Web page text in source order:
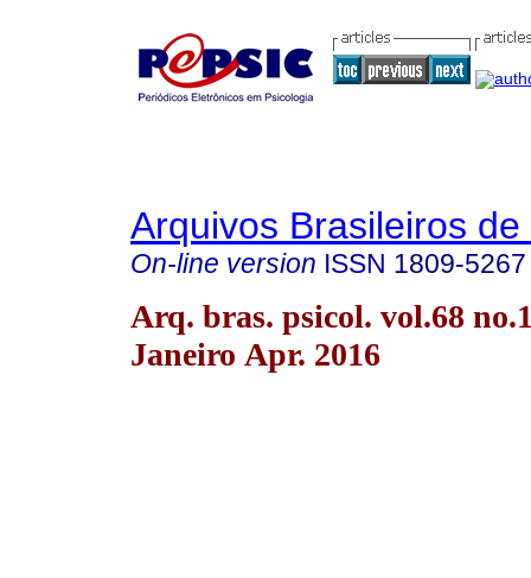
Arquivos Brasileiros
On-line version ISSN 1809-5267
Arq. bras. psicol. vol.68
Janeiro Apr. 2016